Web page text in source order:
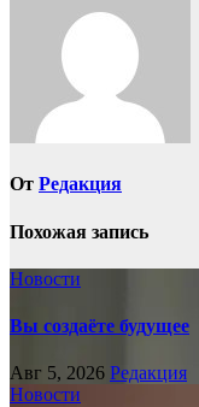
От Редакция
Похожая запись
Новости
Вы создаёте будущее
Авг 5, 2026 Редакция
Новости